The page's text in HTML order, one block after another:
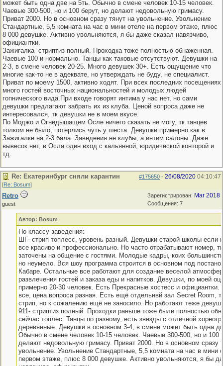
может быть одна две на 5ть. Обычно в смене человек 10-15 человек.
Чаевые 300-500, но и 100 берут, но делают недовольную гримасу.
Приват 2000. Но в основном сразу тянут на увольнение. Увольнение
Стандартные, 5,5 комната на час в мини отеле на первом этаже, плюс
8 000 девушке. Активно увольняются, я бы даже сказал навязчиво,
официантки.
Зажигалка- стриптиз полный. Проходка тоже полностью обнаженная.
Чаевые 100 и нормально. Танцы как таковые отсутствуют. Девушки на
2-3, в смене человек 20-25. Много девушек 30+. Есть ощущение что
многие как-то не в адеквате, но утверждать не буду, не специалист.
Приват по моему 1500, активно ходят. При всех последних посещениях
много гостей восточных национальностей и молодых людей
гопнического вида.При входе говорят интима у нас нет, но сами
девушки предлагают забрать их из клуба. Ценой вопроса даже не
интересовался, тк девушки не в моем вкусе.
По Моджо и Огнедышащем Осле ничего сказать не могу, тк танцев
толком не было, потерлись чуть у шеста. Девушки примерно как в
Зажигалке на 2-3 бала. Заведения не клубы, а интим салоны. Даже
вывесок нет, в Осла один вход с кальянной, юридической конторой и
тд.
#175650 - 26/08/2020 04:10:47
Re: Екатеринбург сняли карантин
[Re: Bosum]
Зарегистрирован: Mar 2018
Сообщения: 7
Retro
guest
Автор: Bosum
По классу заведения:
ШГ- стрип топлесс, уровень разный. Девушки старой школы если
все красиво и профессионально. Но часто отрабатывают номер,
заточены на общение с гостями. Молодые кадры, коих
но неумело. Вся шоу программа строится в основном под
Кабаре. Остальные все работают для создание веселой
развлечения гостей и заказа еды и напитков. Девушки, по моей
примерно 20-30 человек. Есть Прекрасные хостесс и официантки.
все, цена вопроса разная. Есть ещё отдельнвй зал Secret Room,
стрип, но к сожалению ещё не заносило. Но работают теже
911- стриптиз полный. Проходки раньше тоже были полностью
сейчас топлес. Танцы по разному, есть звёзды с отличной
деревянные. Девушки в основном 3-4, в смене может быть одна
Обычно в смене человек 10-15 человек. Чаевые 300-500, но и 100
делают недовольную гримасу. Приват 2000. Но в основном сразу
увольнение. Увольнение Стандартные, 5,5 комната на час в мини
первом этаже, плюс 8 000 девушке. Активно увольняются, я бы